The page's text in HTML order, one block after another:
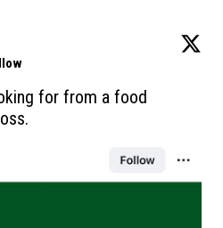
for from a food